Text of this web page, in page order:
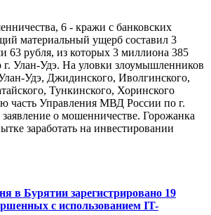
6 - кражи с банковских
материальный ущерб составил 3
63 рубля, из которых 3 миллиона 385
г. Улан-Удэ. На уловки злоумышленников
Удэ, Джидинского, Иволгинского,
Тункинского, Хоринского
часть Управления МВД России по г.
о мошенничестве. Горожанка
заработать на инвестировании
в Бурятии зарегистрировано 19
с использованием IT-